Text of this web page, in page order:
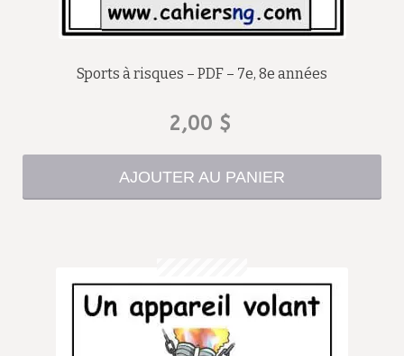
Sports à risques – PDF – 7e, 8e années
2,00 $
AJOUTER AU PANIER